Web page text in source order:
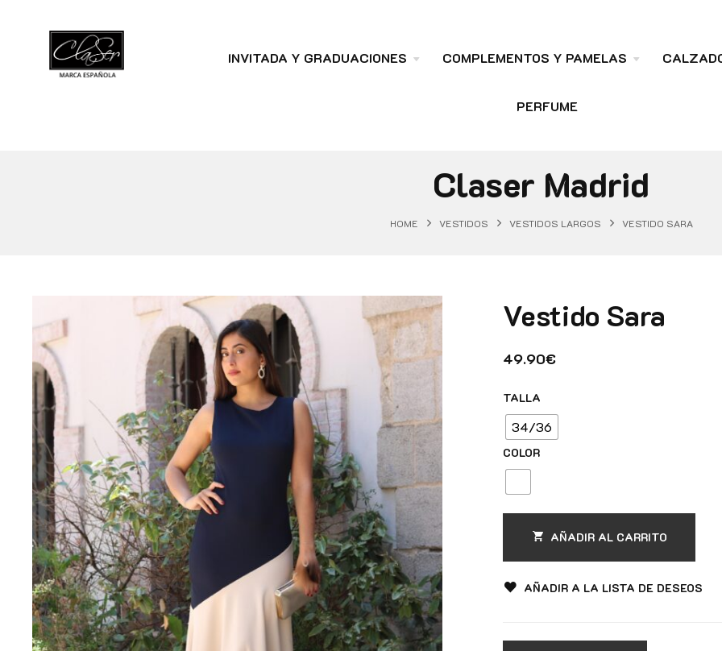
INVITADA Y GRADUACIONES COMPLEMENTOS Y PAMELAS
PERFUME
Claser Madrid
HOME VESTIDOS VESTIDOS LARGOS VESTIDO SARA
Vestido Sara
49.90€
TALLA
34/36
COLOR
AÑADIR AL CARRITO
AÑADIR A LA LISTA DE DESEOS